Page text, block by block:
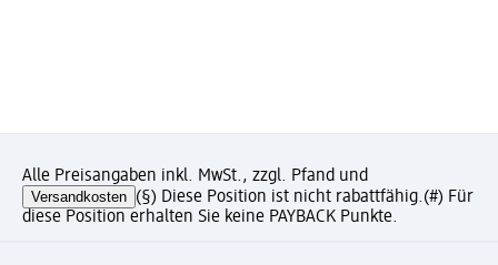
Alle Preisangaben inkl. MwSt., zzgl. Pfand und
Versandkosten (§) Diese Position ist nicht rabattfähig.(#) Für
diese Position erhalten Sie keine PAYBACK Punkte.